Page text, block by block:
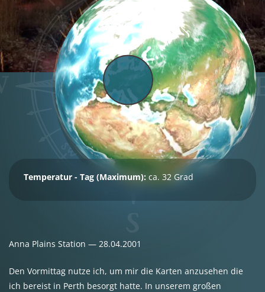
Temperatur - Tag (Maximum): ca. 32 Grad
Anna Plains Station — 28.04.2001
Den Vormittag nutze ich, um mir die Karten anzusehen die
ich bereist in Perth besorgt hatte. In unserem großen